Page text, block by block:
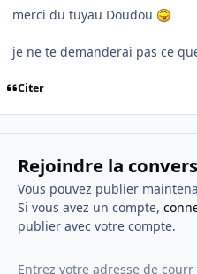
merci du tuyau Doudou
je ne te demanderai pas ce
Citer
Rejoindre la
Vous pouvez publier
Si vous avez un compte,
publier avec votre compte.